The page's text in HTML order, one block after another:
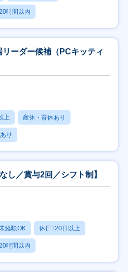
時間以内
リーダー候補（PCキッティ
上 産休・育休あり
り
し／賞与2回／シフト制】
経験OK 休日120日以上
時間以内